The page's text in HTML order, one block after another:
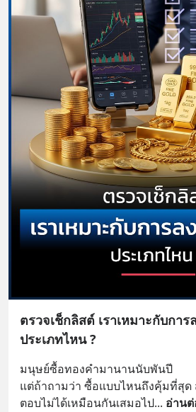
ตรวจเช็กลิสต์ เราเหมาะกับกา
ประเภทไหน ?
มนุษย์ซื้อทองคำมานานนับพันปี
แต่ถ้าถามว่า ซื้อแบบไหนถึงคุ้มที่สุ
ตอบไม่ได้เหมือนกันเสมอไป... อ่าน